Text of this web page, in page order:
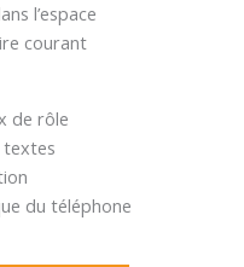
l’espace
courant
de rôle
textes
du téléphone